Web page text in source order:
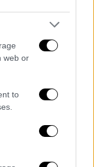
web or
to
Κόμμα (RSP)
τις
182
και ο
το